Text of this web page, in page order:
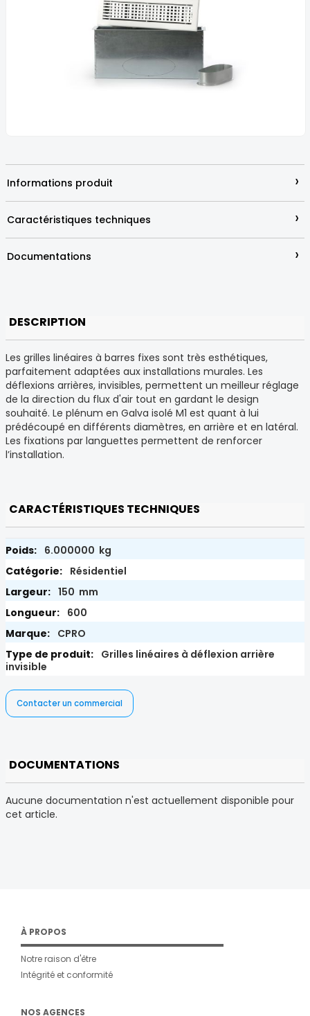
of
the
images
Informations produit ›
Caractéristiques techniques ›
Documentations ›
DESCRIPTION
Les grilles linéaires à barres fixes sont très esthétiques,
parfaitement adaptées aux installations murales. Les
déflexions arrières, invisibles, permettent un meilleur réglage
de la direction du flux d'air tout en gardant le design
souhaité. Le plénum en Galva isolé M1 est quant à lui
prédécoupé en différents diamètres, en arrière et en latéral.
Les fixations par languettes permettent de renforcer
l’installation.
CARACTÉRISTIQUES TECHNIQUES
6.000000 kg
Résidentiel
150 mm
600
CPRO
Grilles linéaires à déflexion arrière
invisible
Contacter un commercial
DOCUMENTATIONS
Aucune documentation n'est actuellement disponible pour
cet article.
À PROPOS
Notre raison d'être
Intégrité et conformité
NOS AGENCES